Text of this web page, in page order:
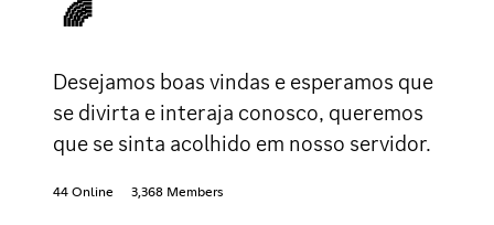
🌈
Desejamos boas vindas e esperamos que
se divirta e interaja conosco, queremos
que se sinta acolhido em nosso servidor.
44 Online 3,368 Members